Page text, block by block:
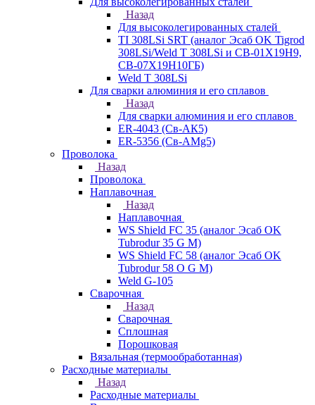
Назад
Для высоколегированных сталей
TI 308LSi SRT (аналог Эсаб OK Tigrod
308LSi/Weld T 308LSi и СВ-01Х19Н9,
СВ-07Х19Н10ГБ)
Weld T 308LSi
Для сварки алюминия и его сплавов
Назад
Для сварки алюминия и его сплавов
ER-4043 (Св-АК5)
ER-5356 (Св-АМg5)
Проволока
Назад
Проволока
Наплавочная
Назад
Наплавочная
WS Shield FC 35 (аналог Эсаб OK
Tubrodur 35 G M)
WS Shield FC 58 (аналог Эсаб OK
Tubrodur 58 O G M)
Weld G-105
Сварочная
Назад
Сварочная
Сплошная
Порошковая
Вязальная (термообработанная)
Расходные материалы
Назад
Расходные материалы